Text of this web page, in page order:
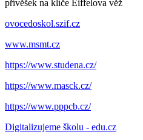
přívěšek na klíče Eiffelova věž
ovocedoskol.szif.cz
www.msmt.cz
https://www.studena.cz/
https://www.masck.cz/
https://www.pppcb.cz/
Digitalizujeme školu - edu.cz